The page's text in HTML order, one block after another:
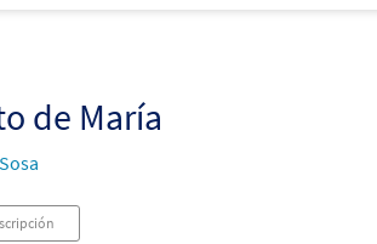
de María